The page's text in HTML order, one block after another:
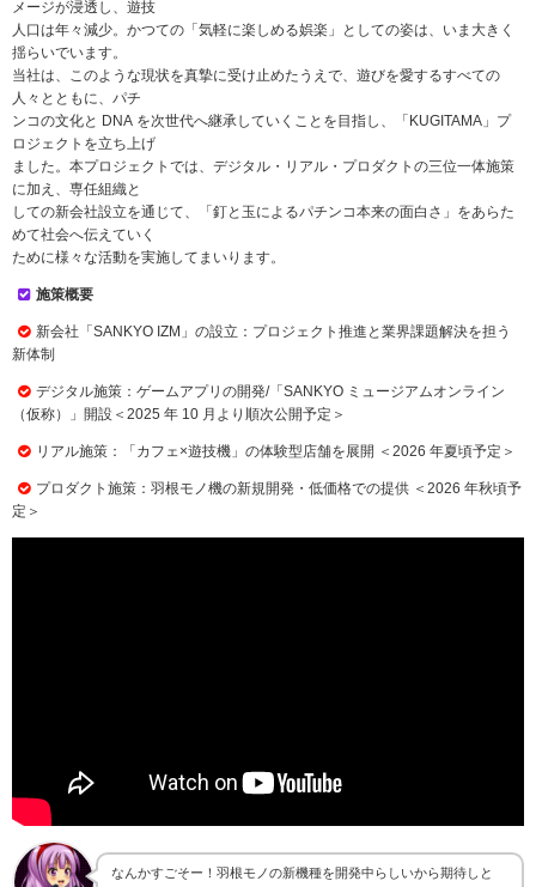
メージが浸透し、遊技
人口は年々減少。かつての「気軽に楽しめる娯楽」としての姿は、いま大きく
揺らいでいます。
当社は、このような現状を真摯に受け止めたうえで、遊びを愛するすべての
人々とともに、パチ
ンコの文化と DNA を次世代へ継承していくことを目指し、「KUGITAMA」プ
ロジェクトを立ち上げ
ました。本プロジェクトでは、デジタル・リアル・プロダクトの三位一体施策
に加え、専任組織と
しての新会社設立を通じて、「釘と玉によるパチンコ本来の面白さ」をあらた
めて社会へ伝えていく
ために様々な活動を実施してまいります。
施策概要
新会社「SANKYO IZM」の設立：プロジェクト推進と業界課題解決を担う
新体制
デジタル施策：ゲームアプリの開発/「SANKYO ミュージアムオンライン
（仮称）」開設＜2025 年 10 月より順次公開予定＞
リアル施策：「カフェ×遊技機」の体験型店舗を展開 ＜2026 年夏頃予定＞
プロダクト施策：羽根モノ機の新規開発・低価格での提供 ＜2026 年秋頃予
定＞
なんかすごそー！羽根モノの新機種を開発中らしいから期待しと